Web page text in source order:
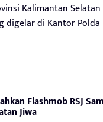
Kalimantan
digelar di Kantor
Flashmob RSJ
Jiwa